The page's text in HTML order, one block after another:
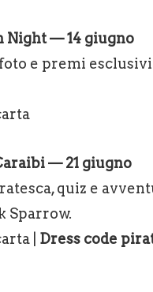
Night — 14 giugno
e premi
— 21 giugno
quiz e
Sparrow.
| Dress code